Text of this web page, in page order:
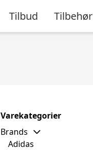
Tilbud Tilbehør
Varekategorier
Brands
Adidas